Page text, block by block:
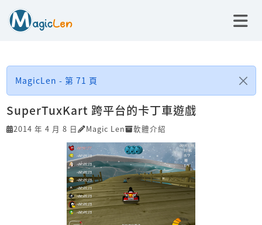
MagicLen - 第 71 頁
SuperTuxKart 跨平台的卡丁車遊戲
2014 年 4 月 8 日 Magic Len 軟體介紹